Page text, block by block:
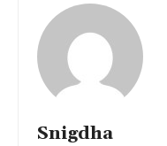
Snigdha